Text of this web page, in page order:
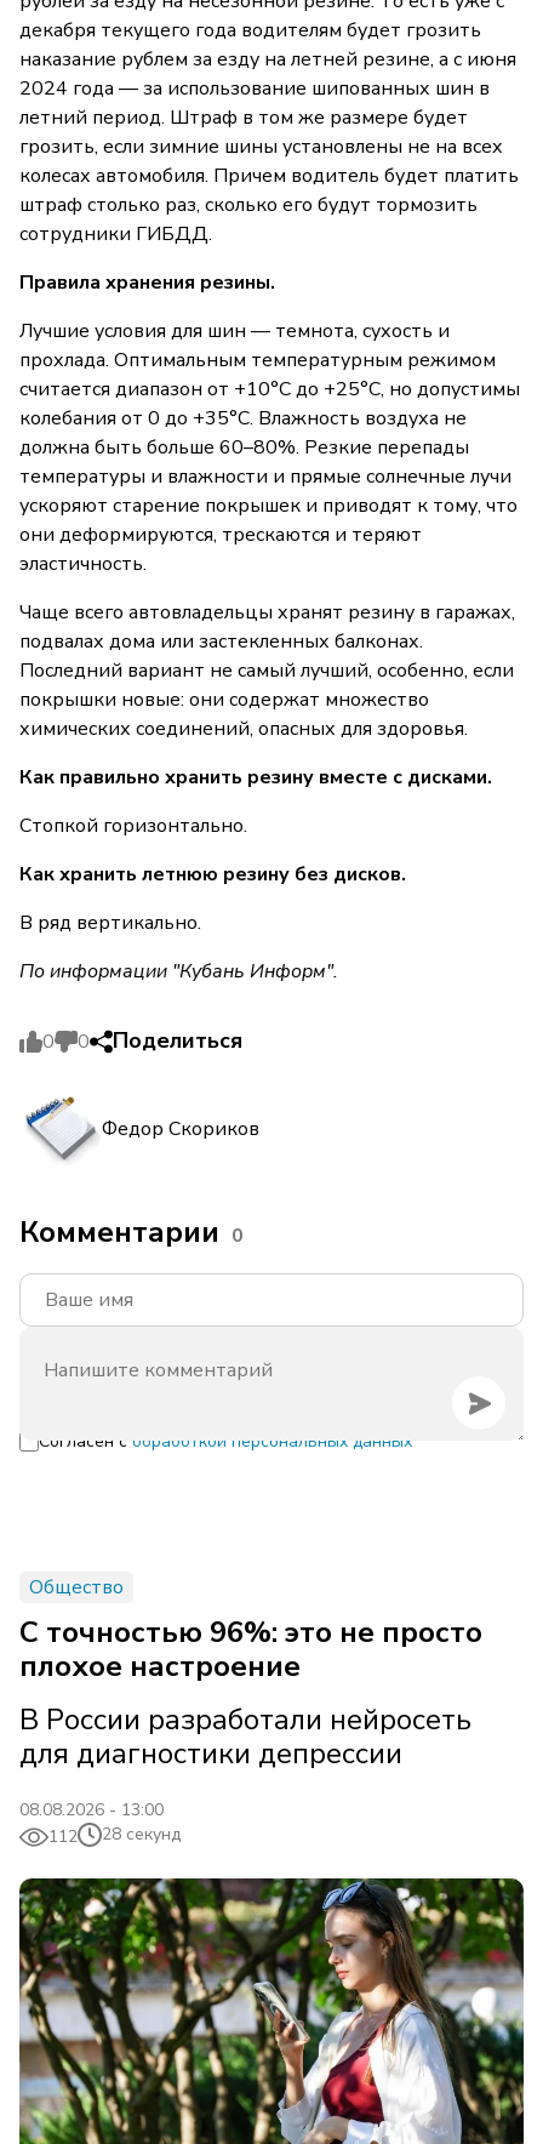
декабря текущего года водителям будет грозить
наказание рублем за езду на летней резине, а с июня
2024 года — за использование шипованных шин в
летний период. Штраф в том же размере будет
грозить, если зимние шины установлены не на всех
колесах автомобиля. Причем водитель будет платить
штраф столько раз, сколько его будут тормозить
сотрудники ГИБДД.
Правила хранения резины.
Лучшие условия для шин — темнота, сухость и
прохлада. Оптимальным температурным режимом
считается диапазон от +10°C до +25°C, но допустимы
колебания от 0 до +35°С. Влажность воздуха не
должна быть больше 60–80%. Резкие перепады
температуры и влажности и прямые солнечные лучи
ускоряют старение покрышек и приводят к тому, что
они деформируются, трескаются и теряют
эластичность.
Чаще всего автовладельцы хранят резину в гаражах,
подвалах дома или застекленных балконах.
Последний вариант не самый лучший, особенно, если
покрышки новые: они содержат множество
химических соединений, опасных для здоровья.
Как правильно хранить резину вместе с дисками.
Стопкой горизонтально.
Как хранить летнюю резину без дисков.
В ряд вертикально.
По информации "Кубань Информ".
0 0 Поделиться
Федор Скориков
Комментарии 0
Согласен с обработкой персональных данных
Общество
С точностью 96%: это не просто
плохое настроение
В России разработали нейросеть
для диагностики депрессии
08.08.2026 - 13:00
112
28 секунд